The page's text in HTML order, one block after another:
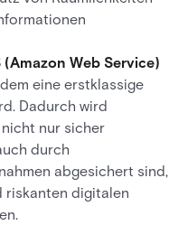
(Amazon Web Service)
eine erstklassige
Dadurch wird
nur sicher
durch
abgesichert sind,
riskanten digitalen